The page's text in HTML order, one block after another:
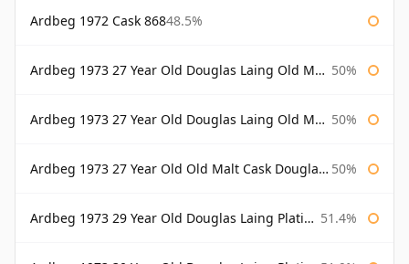
Ardbeg 1972 Cask 86848.5%
Ardbeg 1973 27 Year Old Douglas Laing Old Malt Cask 50%
Ardbeg 1973 27 Year Old Douglas Laing Old Malt Cask Bottled 2000 50%
Ardbeg 1973 27 Year Old Old Malt Cask Douglas Laing 50%
Ardbeg 1973 29 Year Old Douglas Laing Platinum Selection 51.4%